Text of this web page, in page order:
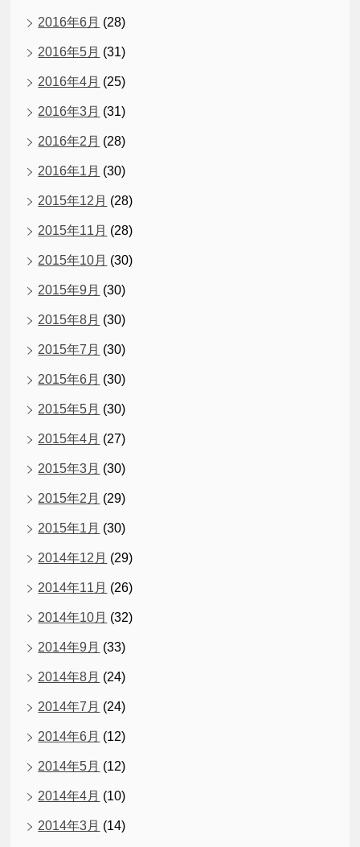
2016年6月 (28)
2016年5月 (31)
2016年4月 (25)
2016年3月 (31)
2016年2月 (28)
2016年1月 (30)
2015年12月 (28)
2015年11月 (28)
2015年10月 (30)
2015年9月 (30)
2015年8月 (30)
2015年7月 (30)
2015年6月 (30)
2015年5月 (30)
2015年4月 (27)
2015年3月 (30)
2015年2月 (29)
2015年1月 (30)
2014年12月 (29)
2014年11月 (26)
2014年10月 (32)
2014年9月 (33)
2014年8月 (24)
2014年7月 (24)
2014年6月 (12)
2014年5月 (12)
2014年4月 (10)
2014年3月 (14)